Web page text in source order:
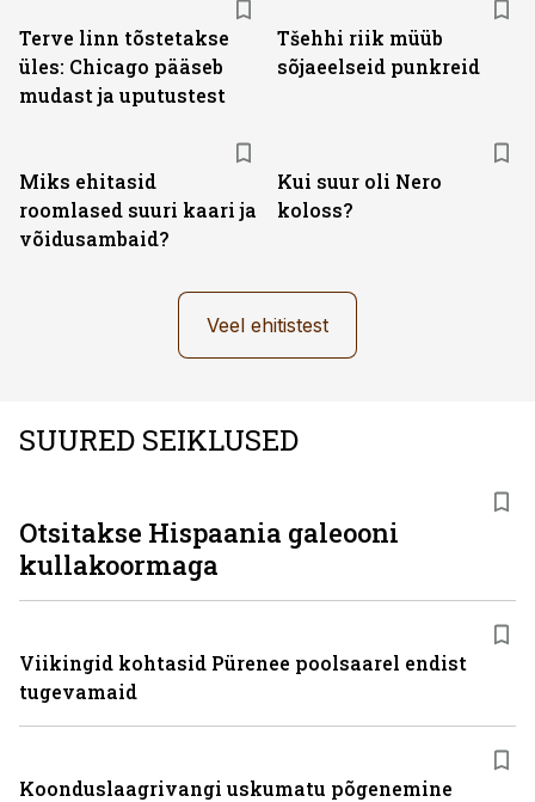
Terve linn tõstetakse
üles: Chicago pääseb
mudast ja uputustest
Tšehhi riik müüb
sõjaeelseid punkreid
Miks ehitasid
roomlased suuri kaari ja
võidusambaid?
Kui suur oli Nero
koloss?
Veel ehitistest
SUURED SEIKLUSED
Otsitakse Hispaania galeooni
kullakoormaga
Viikingid kohtasid Pürenee poolsaarel endist
tugevamaid
Koonduslaagrivangi uskumatu põgenemine